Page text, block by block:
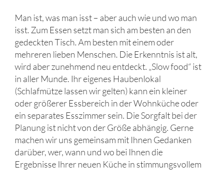
Man ist, was man isst – aber auch wie und wo man
isst. Zum Essen setzt man sich am besten an den
gedeckten Tisch. Am besten mit einem oder
mehreren lieben Menschen. Die Erkenntnis ist alt,
wird aber zunehmend neu entdeckt. „Slow food“ ist
in aller Munde. Ihr eigenes Haubenlokal
(Schlafmütze lassen wir gelten) kann ein kleiner
oder größerer Essbereich in der Wohnküche oder
ein separates Esszimmer sein. Die Sorgfalt bei der
Planung ist nicht von der Größe abhängig. Gerne
machen wir uns gemeinsam mit Ihnen Gedanken
darüber, wer, wann und wo bei Ihnen die
Ergebnisse Ihrer neuen Küche in stimmungsvollem